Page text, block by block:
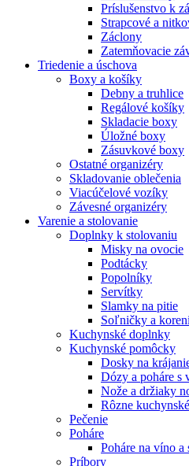
Príslušenstvo k
Strapcové a
Záclony
Zatemňovacie
Triedenie a úschova
Boxy a košíky
Debny a truhlice
Regálové košíky
Skladacie boxy
Úložné boxy
Zásuvkové boxy
Ostatné organizéry
Skladovanie oblečenia
Viacúčelové vozíky
Závesné organizéry
Varenie a stolovanie
Doplnky k stolovaniu
Misky na ovocie
Podtácky
Popolníky
Servítky
Slamky na pitie
Soľničky a
Kuchynské doplnky
Kuchynské pomôcky
Dosky na
Dózy a poháre s
Nože a držiaky
Rôzne
Pečenie
Poháre
Poháre na víno a
Príbory